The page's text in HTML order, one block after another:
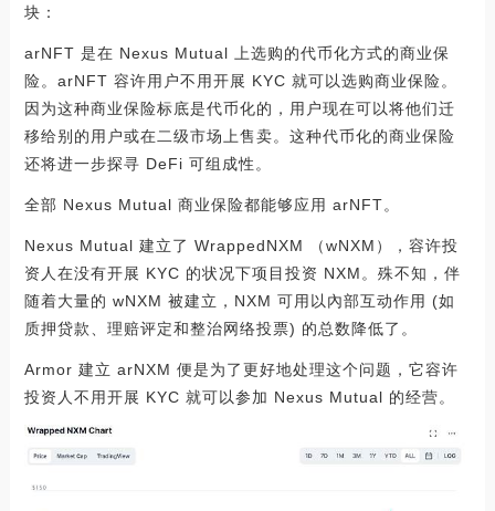
块：
arNFT 是在 Nexus Mutual 上选购的代币化方式的商业保
险。arNFT 容许用户不用开展 KYC 就可以选购商业保险。
因为这种商业保险标底是代币化的，用户现在可以将他们迁
移给别的用户或在二级市场上售卖。这种代币化的商业保险
还将进一步探寻 DeFi 可组成性。
全部 Nexus Mutual 商业保险都能够应用 arNFT。
Nexus Mutual 建立了 WrappedNXM （wNXM），容许投
资人在没有开展 KYC 的状况下项目投资 NXM。殊不知，伴
随着大量的 wNXM 被建立，NXM 可用以內部互动作用 (如
质押贷款、理赔评定和整治网络投票) 的总数降低了。
Armor 建立 arNXM 便是为了更好地处理这个问题，它容许
投资人不用开展 KYC 就可以参加 Nexus Mutual 的经营。